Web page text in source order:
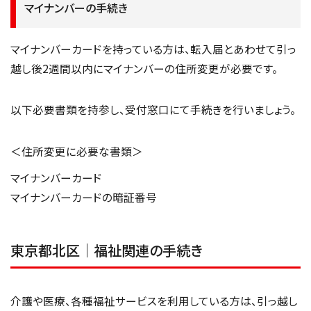
マイナンバーの手続き
マイナンバーカードを持っている方は、転入届とあわせて引っ
越し後2週間以内にマイナンバーの住所変更が必要です。
以下必要書類を持参し、受付窓口にて手続きを行いましょう。
＜住所変更に必要な書類＞
マイナンバーカード
マイナンバーカードの暗証番号
東京都北区｜福祉関連の手続き
介護や医療、各種福祉サービスを利用している方は、引っ越し